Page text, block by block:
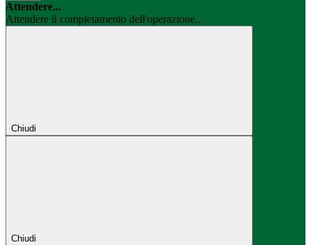
Attendere...
Attendere il completamento dell'operazione...
Chiudi
Chiudi